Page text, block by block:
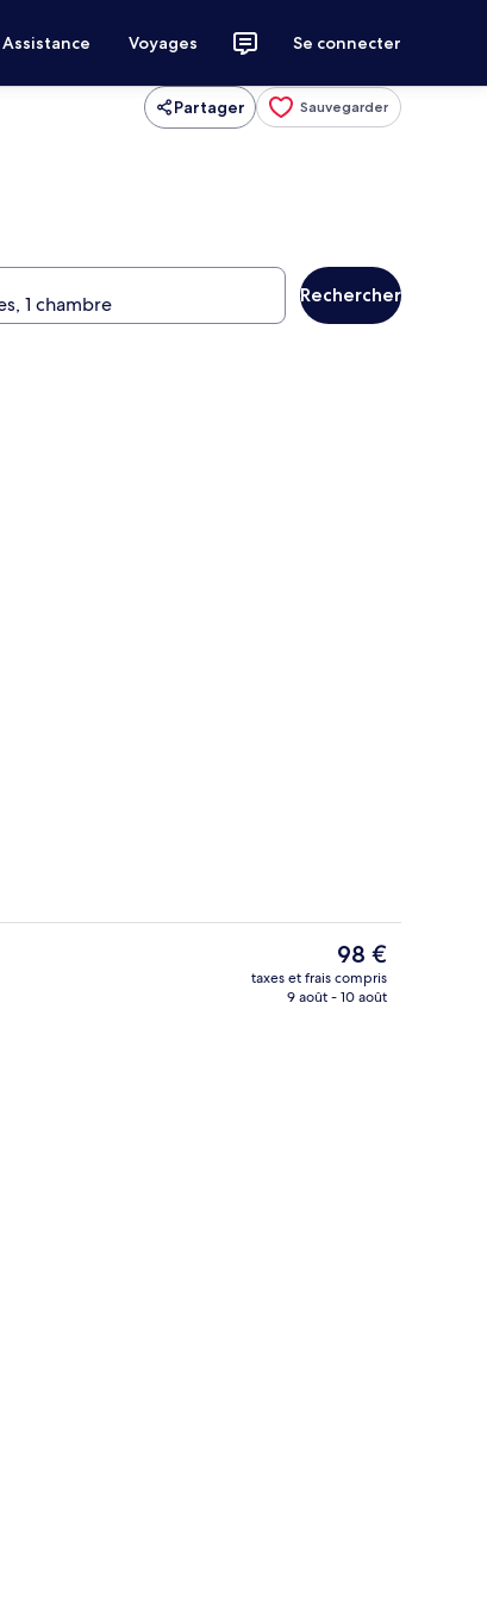
Assistance Voyages Se connecter
Partager Sauvegarder
Rechercher
Le
prix
actuel
98 €
taxes et frais compris
9 août - 10 août